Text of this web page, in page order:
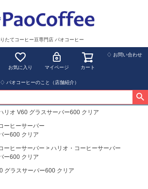
たてコーヒー豆専門店 パオコーヒー
お気に入り マイページ カート
♢ お問い合わせ
♢ パオコーヒーのこと（店舗紹介）
リオ V60 グラスサーバー600 クリア
ーヒーサーバー
ー600 クリア
ーヒーサーバー
ハリオ・コーヒーサーバー
ー600 クリア
グラスサーバー600 クリア